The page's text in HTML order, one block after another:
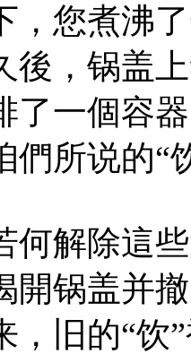
，您煮沸
後，锅盖
了一個容
們所说的“
何解除這
開锅盖并
，旧的“饮